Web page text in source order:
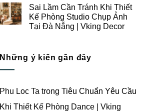
Quay
Phim
Tại
Đà
Nẵng
Khi
Thiết
Kế
Thi
Công
Trường
Tại
Vking
Decor
bình
luận
ở
Tips
Quay
Phim
Vking
Sai Lầm Cần Tránh Khi Thiết
Kế Phòng Studio Chụp Ảnh
Tại Đà Nẵng | Vking Decor
luận
ở
Tránh
Khi
Kế
Những ý kiến gần đây
Phu Loc Ta trong Tiêu Chuẩn Yêu Cầu
Khi Thiết Kế Phòng Dance | Vking